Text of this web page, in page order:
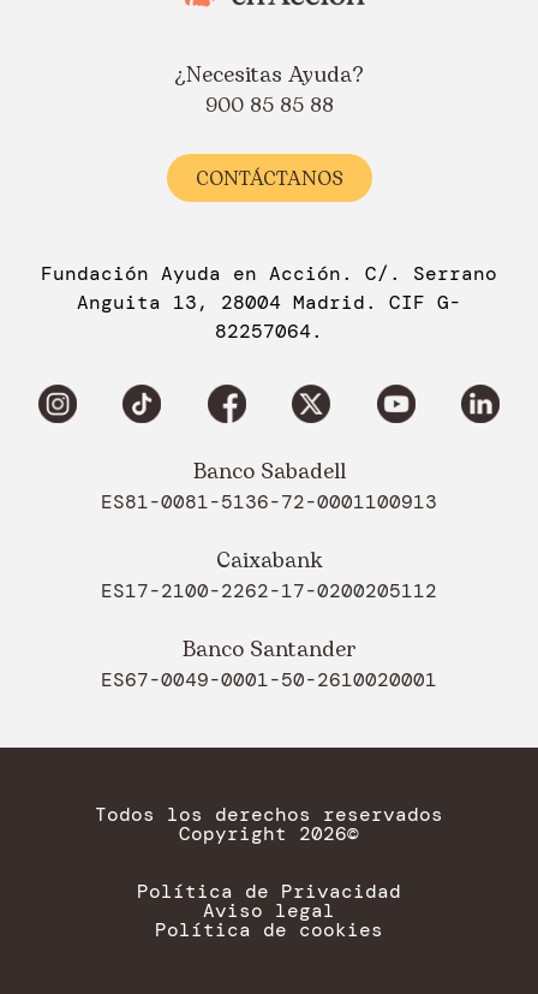
¿Necesitas Ayuda?
900 85 85 88
CONTÁCTANOS
Fundación Ayuda en Acción. C/. Serrano
Anguita 13, 28004 Madrid. CIF G-
82257064.
Banco Sabadell
ES81-0081-5136-72-0001100913
Caixabank
ES17-2100-2262-17-0200205112
Banco Santander
ES67-0049-0001-50-2610020001
Todos los derechos reservados
Copyright 2026©
Política de Privacidad
Aviso legal
Política de cookies